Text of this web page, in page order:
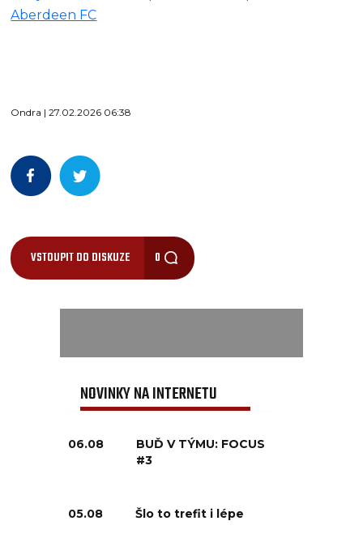
Aberdeen FC
Ondra | 27.02.2026 06:38
VSTOUPIT DO DISKUZE 0
NOVINKY NA INTERNETU
06.08
BUĎ V TÝMU: FOCUS
#3
05.08 Šlo to trefit i lépe